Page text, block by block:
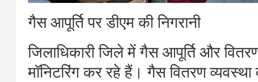
गैस आपूर्ति पर डीएम की निगरानी
जिलाधिकारी जिले में गैस आपूर्ति और
मॉनिटरिंग कर रहे हैं। गैस वितरण